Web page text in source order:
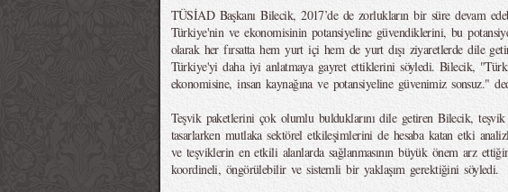
TÜSİAD Başkanı Bilecik, 2017’de de zorlukların bir süre devam
Türkiye'nin ve ekonomisinin potansiyeline güvendiklerini, bu
olarak her fırsatta hem yurt içi hem de yurt dışı ziyaretlerde dile
Türkiye'yi daha iyi anlatmaya gayret ettiklerini söyledi. Bilecik,
ekonomisine, insan kaynağına ve potansiyeline güvenimiz sonsuz."
Teşvik paketlerini çok olumlu bulduklarını dile getiren Bilecik,
tasarlarken mutlaka sektörel etkileşimlerini de hesaba katan etki
ve teşviklerin en etkili alanlarda sağlanmasının büyük önem arz
koordineli, öngörülebilir ve sistemli bir yaklaşım gerektiğini söyledi.